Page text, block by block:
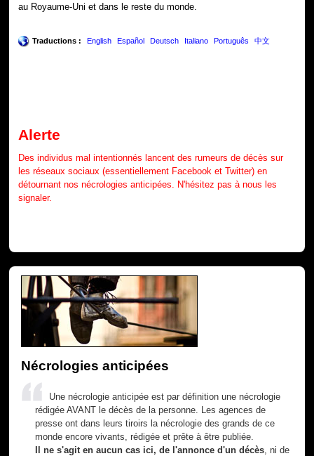
au Royaume-Uni et dans le reste du monde.
Traductions : English Español Deutsch Italiano Português 中文
Alerte
Des individus mal intentionnés lancent des rumeurs de décès sur
les réseaux sociaux (essentiellement Facebook et Twitter) en
détournant nos nécrologies anticipées. N'hésitez pas à nous les
signaler.
Nécrologies anticipées
Une nécrologie anticipée est par définition une nécrologie
rédigée AVANT le décès de la personne. Les agences de
presse ont dans leurs tiroirs la nécrologie des grands de ce
monde encore vivants, rédigée et prête à être publiée.
Il ne s'agit en aucun cas ici, de l'annonce d'un décès , ni de